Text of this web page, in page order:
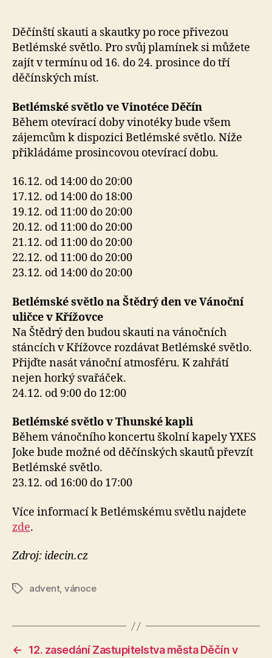
Děčínští skauti a skautky po roce přivezou
Betlémské světlo. Pro svůj plamínek si můžete
zajít v termínu od 16. do 24. prosince do tří
děčínských míst.
Betlémské světlo ve Vinotéce Děčín
Během otevírací doby vinotéky bude všem
zájemcům k dispozici Betlémské světlo. Níže
přikládáme prosincovou otevírací dobu.
16.12. od 14:00 do 20:00
17.12. od 14:00 do 18:00
19.12. od 11:00 do 20:00
20.12. od 11:00 do 20:00
21.12. od 11:00 do 20:00
22.12. od 11:00 do 20:00
23.12. od 14:00 do 20:00
Betlémské světlo na Štědrý den ve Vánoční
uličce v Křížovce
Na Štědrý den budou skauti na vánočních
stáncích v Křížovce rozdávat Betlémské světlo.
Přijďte nasát vánoční atmosféru. K zahřátí
nejen horký svařáček.
24.12. od 9:00 do 12:00
Betlémské světlo v Thunské kapli
Během vánočního koncertu školní kapely YXES
Joke bude možné od děčínských skautů převzít
Betlémské světlo.
23.12. od 16:00 do 17:00
Více informací k Betlémskému světlu najdete
zde.
Zdroj: idecin.cz
Štítkyadvent, vánoce
←
12. zasedání Zastupitelstva města Děčín v